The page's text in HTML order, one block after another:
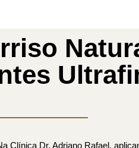
Clínica Dr. Adriano Rafael,